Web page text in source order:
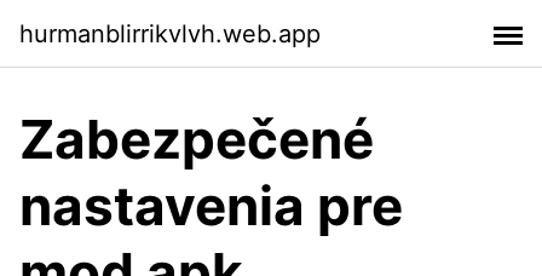
hurmanblirrikvlvh.web.app
Zabezpečené
nastavenia pre